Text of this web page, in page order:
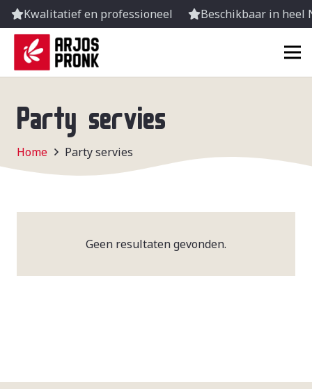
Kwalitatief en professioneel Beschikbaar in heel
Party servies
Home Party servies
Geen resultaten gevonden.